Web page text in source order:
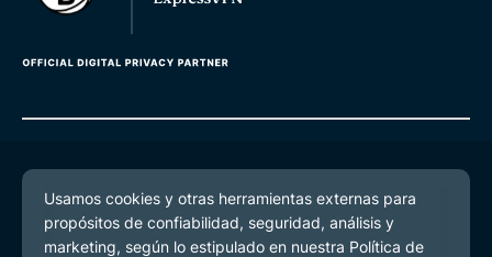
© 2026 ExpressVPN. Todos los derechos reservados.
Política de Privacidad
Términos de Servicio